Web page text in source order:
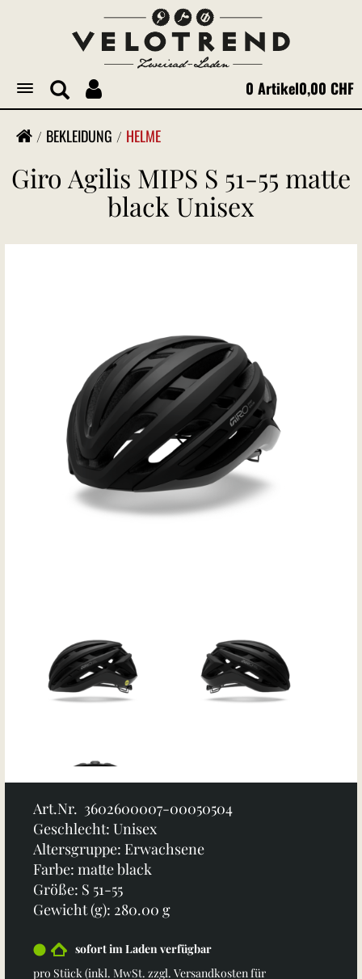
Toggle
navigation
0 Artikel0,00 CHF
BEKLEIDUNG HELME
Giro Agilis MIPS S 51-55 matte
black Unisex
Art.Nr. 3602600007-00050504
Geschlecht: Unisex
Altersgruppe: Erwachsene
Farbe: matte black
Größe: S 51-55
Gewicht (g): 280.00 g
sofort im Laden verfügbar
pro Stück (inkl. MwSt. zzgl. Versandkosten für